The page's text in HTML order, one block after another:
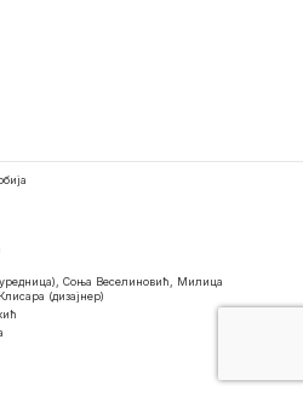
Соња Веселиновић, Милица
(дизајнер)